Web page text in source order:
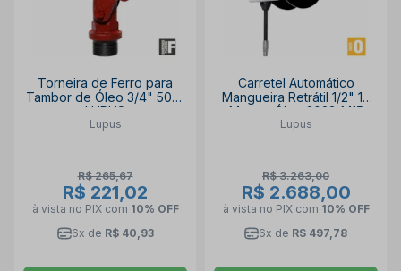
Torneira de Ferro para
Tambor de Óleo 3/4" 5041
LUPUS
Lupus
R$ 265,67
R$ 221,02
à vista no PIX com 10% OFF
6x de R$ 40,93
Carretel Automático
Mangueira Retrátil 1/2" 15
Metros Óleo 3023-M15
LUPUS
Lupus
R$ 3.263,00
R$ 2.688,00
à vista no PIX com 10% OFF
6x de R$ 497,78